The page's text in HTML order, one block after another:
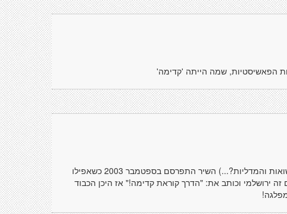
הפאשיסטיות, שמה הייתה 'קדימה'
יש לנו נביא! ירושלמי מתברר כנביא תנועת קדימה (איפה התשואות והמדליות?...) השיר התפרסם בספטמבר 2003 כשאפילו
ירושלמי וכותב את: "הדרך קוראת קדימה!" אז היכן הכבוד